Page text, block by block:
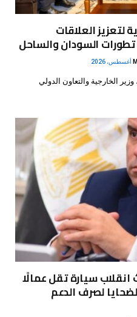
لتعزيز العلاقات
السودان والساحل
الخارجية والتعاون الدولي
انقلاب سيارة تقل عمالًا
لصرف الدعم